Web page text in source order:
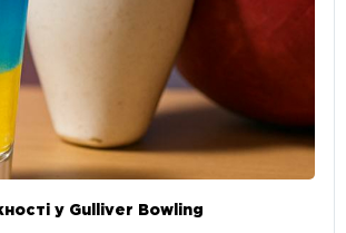
у Gulliver Bowling